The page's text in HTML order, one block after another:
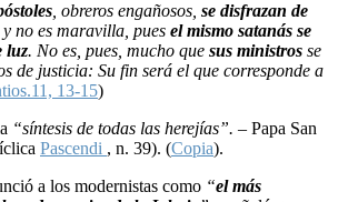
, obreros engañosos, se disfrazan de
no es maravilla, pues el mismo satanás se
luz. No es, pues, mucho que sus ministros se
de justicia: Su fin será el que corresponde a
13-15)
“síntesis de todas las herejías”. – Papa San
Pascendi , n. 39). (Copia).
a los modernistas como “el más